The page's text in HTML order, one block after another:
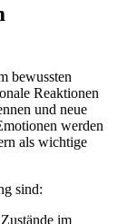
bewussten
Reaktionen
und neue
werden
als wichtige
sind:
im